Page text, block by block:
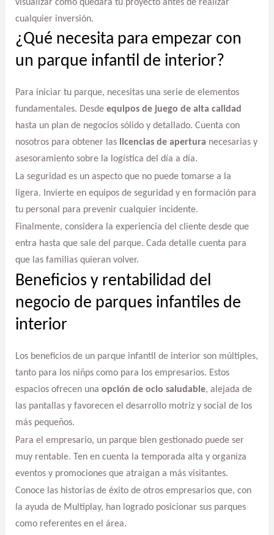
visualizar cómo quedará tu proyecto antes de realizar
cualquier inversión.
¿Qué necesita para empezar con
un parque infantil de interior?
Para iniciar tu parque, necesitas una serie de elementos
fundamentales. Desde equipos de juego de alta calidad
hasta un plan de negocios sólido y detallado. Cuenta con
nosotros para obtener las licencias de apertura necesarias y
asesoramiento sobre la logística del día a día.
La seguridad es un aspecto que no puede tomarse a la
ligera. Invierte en equipos de seguridad y en formación para
tu personal para prevenir cualquier incidente.
Finalmente, considera la experiencia del cliente desde que
entra hasta que sale del parque. Cada detalle cuenta para
que las familias quieran volver.
Beneficios y rentabilidad del
negocio de parques infantiles de
interior
Los beneficios de un parque infantil de interior son múltiples,
tanto para los niñps como para los empresarios. Estos
espacios ofrecen una opción de ocio saludable, alejada de
las pantallas y favorecen el desarrollo motriz y social de los
más pequeños.
Para el empresario, un parque bien gestionado puede ser
muy rentable. Ten en cuenta la temporada alta y organiza
eventos y promociones que atraigan a más visitantes.
Conoce las historias de éxito de otros empresarios que, con
la ayuda de Multiplay, han logrado posicionar sus parques
como referentes en el área.